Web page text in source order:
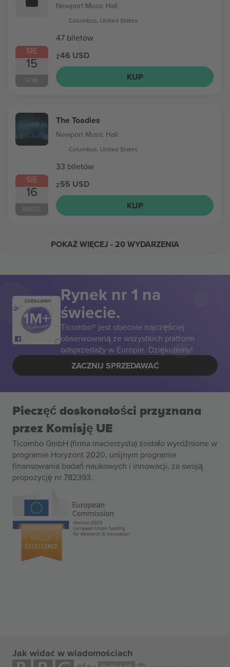
SIE
15
SOB.
Newport Music Hall
Columbus, United States
47 biletów
z46 USD
KUP
SIE
16
NIEDZ.
The Toadies
Newport Music Hall
Columbus, United States
33 biletów
z55 USD
KUP
POKAŻ WIĘCEJ - 20 WYDARZENIA
DZIĘKUJEMY! Rynek nr 1 na
świecie.
Ticombo® jest obecnie najczęściej
obserwowaną ze wszystkich platform
odsprzedaży w Europie. Dziękujemy!
ZACZNIJ SPRZEDAWAĆ
Pieczęć doskonałości przyznana
przez Komisję UE
Ticombo GmbH (firma macierzysta) zostało wyróżnione w
programie Horyzont 2020, unijnym programie
finansowania badań naukowych i innowacji, za swoją
propozycję nr 782393.
Jak widać w wiadomościach